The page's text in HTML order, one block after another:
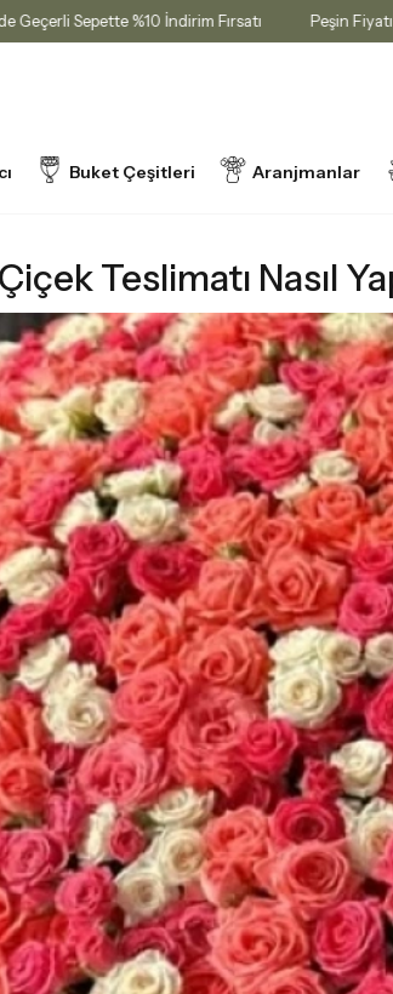
ürünlerde Geçerli Sepette %10 İndirim Fırsatı
Buket Çeşitleri Aranjmanlar
Teslimatı Nasıl